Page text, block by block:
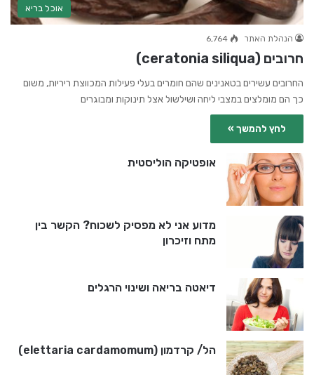
אוכל בריא
הנהלת האתר 6,764
חרובים (ceratonia siliqua)
החרובים עשירים בטאנינים שהם חומרים בעלי פעילות המכווצת ריריות, משום
כך הם מומלצים במצבי ליחה ושילשול אצל תינוקות ומבוגרים
לחץ להמשך »
אופטיקה הוליסטית
מדוע אני לא מפסיק לשכוח? הקשר בין
מתח וזיכרון
דיאטה בריאה ושינוי הרגלים
הל/ קרדמון (elettaria cardamomum)